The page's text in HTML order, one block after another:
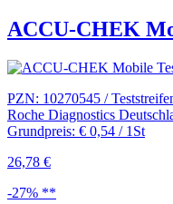
ACCU-CHEK
PZN: 10270545 /
Roche Diagnostics
Grundpreis: € 0,54 / 1St
26,78 €
-27% **